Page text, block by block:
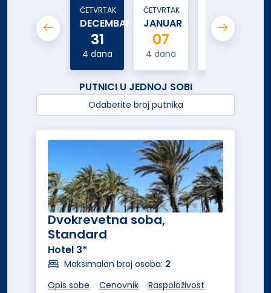
ČETVRTAK
DECEMBAR
31
4 dana
ČETVRTAK
JANUAR
07
4 dana
JANUAR
14
PUTNICI U JEDNOJ SOBI
Odaberite broj putnika
Dvokrevetna soba,
Standard
Hotel 3*
Maksimalan broj osoba: 2
Opis sobe
Cenovnik Raspoloživost